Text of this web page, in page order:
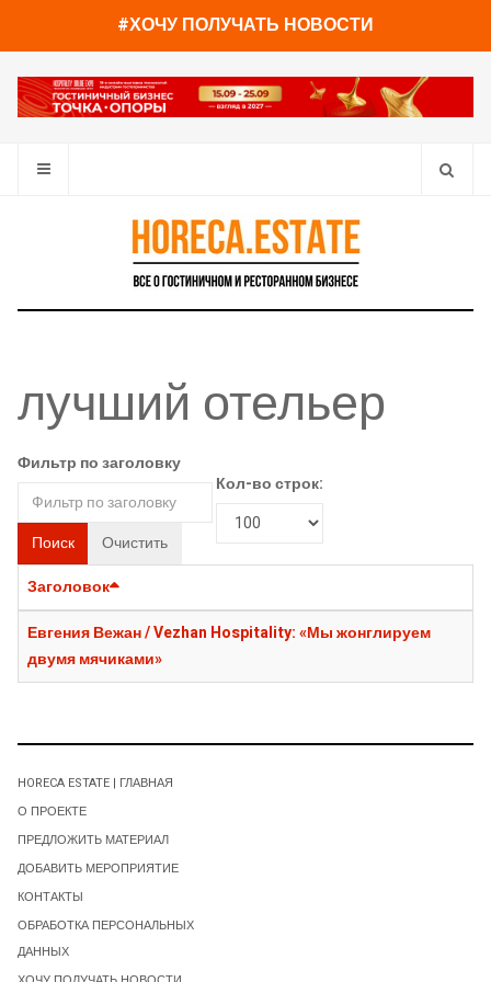
#ХОЧУ ПОЛУЧАТЬ НОВОСТИ
лучший отельер
Фильтр по заголовку
Поиск Очистить
Кол-во строк:
Заголовок
Евгения Вежан / Vezhan Hospitality: «Мы жонглируем
двумя мячиками»
HORECA ESTATE | ГЛАВНАЯ
О ПРОЕКТЕ
ПРЕДЛОЖИТЬ МАТЕРИАЛ
ДОБАВИТЬ МЕРОПРИЯТИЕ
КОНТАКТЫ
ОБРАБОТКА ПЕРСОНАЛЬНЫХ
ДАННЫХ